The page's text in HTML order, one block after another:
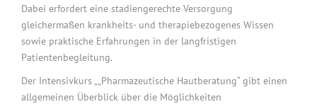
Dabei erfordert eine stadiengerechte Versorgung
gleichermaßen krankheits- und therapiebezogenes Wissen
sowie praktische Erfahrungen in der langfristigen
Patientenbegleitung.
Der Intensivkurs „„Pharmazeutische Hautberatung“ gibt einen
allgemeinen Überblick über die Möglichkeiten